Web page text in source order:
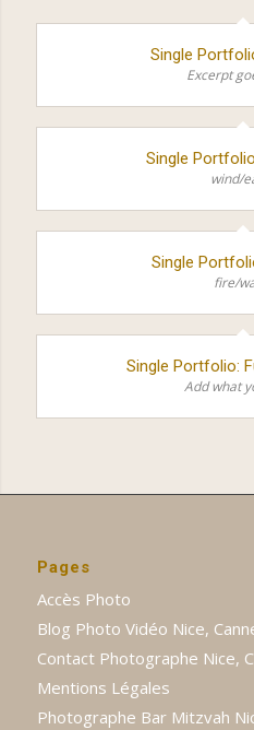
Single
Excerpt
Single
wind/
Single
fire/
Single Portfolio:
Add what
Pages
Accès Photo
Blog Photo Vidéo Nice,
Contact Photographe Nice,
Mentions Légales
Photographe Bar Mitzvah